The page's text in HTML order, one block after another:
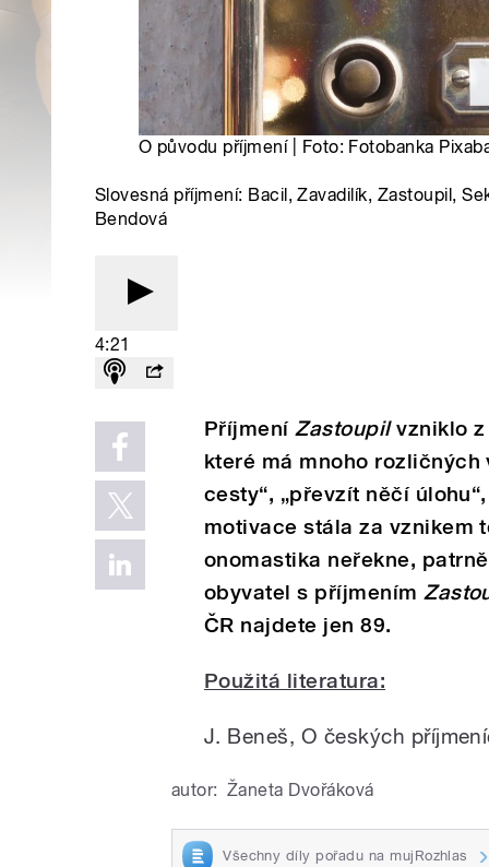
O původu příjmení | Foto: Fotobanka
Slovesná příjmení: Bacil, Zavadilík, Zastoupil,
Bendová
4:21
PříjmeníZastoupilvzniklo
které má mnoho rozličných
cesty“, „převzít něčí
motivace stála za vznikem
onomastika neřekne,
obyvatel s příjmením
ČR najdete jen 89.
Použitá literatura:
J. Beneš, O českých
autor: Žaneta Dvořáková
Všechny díly pořadu na mujRozhlas